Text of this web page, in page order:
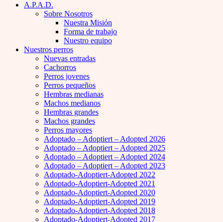
A.P.A.D.
Sobre Nosotros
Nuestra Misión
Forma de trabajo
Nuestro equipo
Nuestros perros
Nuevas entradas
Cachorros
Perros jovenes
Perros pequeños
Hembras medianas
Machos medianos
Hembras grandes
Machos grandes
Perros mayores
Adoptado – Adoptiert – Adopted 2026
Adoptado – Adoptiert – Adopted 2025
Adoptado – Adoptiert – Adopted 2024
Adoptado – Adoptiert – Adopted 2023
Adoptado-Adoptiert-Adopted 2022
Adoptado-Adoptiert-Adopted 2021
Adoptado-Adoptiert-Adopted 2020
Adoptado-Adoptiert-Adopted 2019
Adoptado-Adoptiert-Adopted 2018
Adoptado-Adoptiert-Adopted 2017